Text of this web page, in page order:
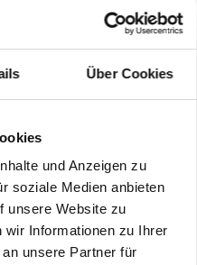
Über Cookies
und Anzeigen zu
soziale Medien anbieten
unsere Website zu
wir Informationen zu Ihrer
unsere Partner für